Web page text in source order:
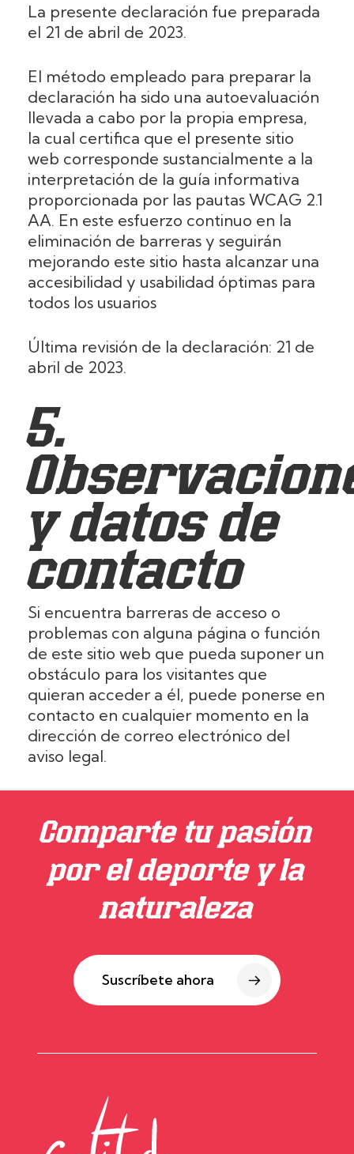
La presente declaración fue preparada
el 21 de abril de 2023.
El método empleado para preparar la
declaración ha sido una autoevaluación
llevada a cabo por la propia empresa,
la cual certifica que el presente sitio
web corresponde sustancialmente a la
interpretación de la guía informativa
proporcionada por las pautas WCAG 2.1
AA. En este esfuerzo continuo en la
eliminación de barreras y seguirán
mejorando este sitio hasta alcanzar una
accesibilidad y usabilidad óptimas para
todos los usuarios
Última revisión de la declaración: 21 de
abril de 2023.
5.
y datos de
contacto
Si encuentra barreras de acceso o
problemas con alguna página o función
de este sitio web que pueda suponer un
obstáculo para los visitantes que
quieran acceder a él, puede ponerse en
contacto en cualquier momento en la
dirección de correo electrónico del
aviso legal.
Comparte tu pasión
por el deporte y la
naturaleza
Suscríbete ahora